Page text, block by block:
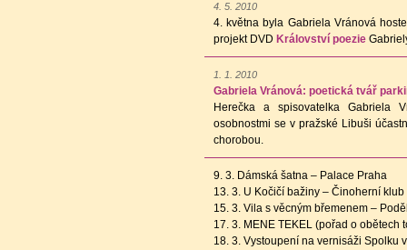
4. 5. 2010
4. května byla Gabriela Vránová
projekt DVD Království poezie
1. 1. 2010
Gabriela Vránová: poetická tvář
Herečka a spisovatelka Gabriela
osobnostmi se v pražské Libuši
chorobou.
9. 3. Dámská šatna – Palace Praha
13. 3. U Kočičí bažiny – Činoherní klub
15. 3. Vila s věcným břemenem –
17. 3. MENE TEKEL (pořad o obětech
18. 3. Vystoupení na vernisáži Spolku